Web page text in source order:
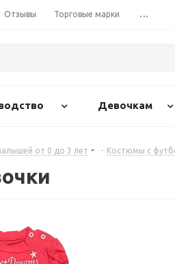
Отзывы Торговые марки ...
Девочкам
от 0 до 3 лет - Костюмы с